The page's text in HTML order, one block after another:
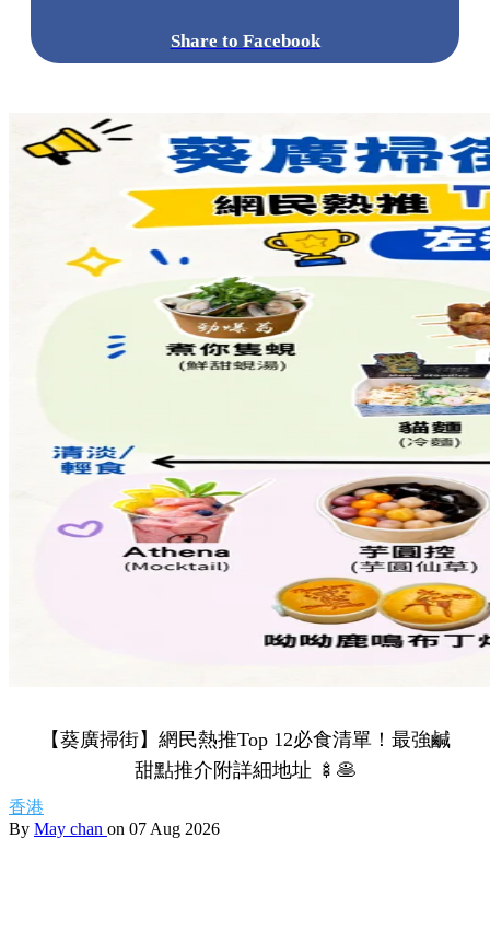
Share to Facebook
【葵廣掃街】網民熱推Top 12必食清單！最強鹹
甜點推介附詳細地址 🍢🥞
香港
By May chan on 07 Aug 2026